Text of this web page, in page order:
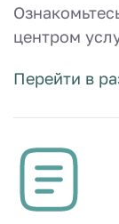
центром
Перейти в